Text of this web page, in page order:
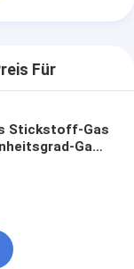
Für
Stickstoff-Gas
Gas-